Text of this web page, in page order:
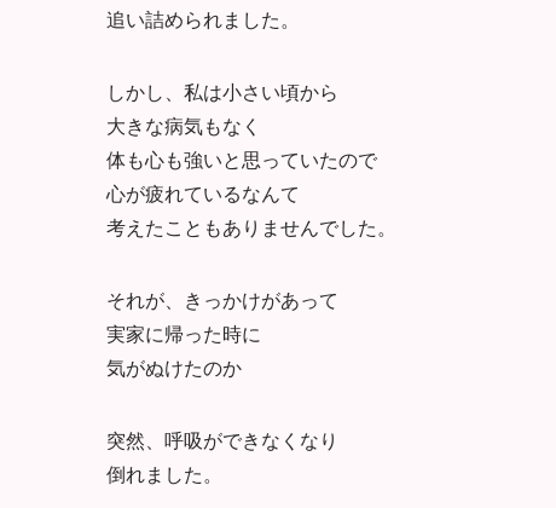
追い詰められました。
しかし、私は小さい頃から
大きな病気もなく
体も心も強いと思っていたので
心が疲れているなんて
考えたこともありませんでした。
それが、きっかけがあって
実家に帰った時に
気がぬけたのか
突然、呼吸ができなくなり
倒れました。